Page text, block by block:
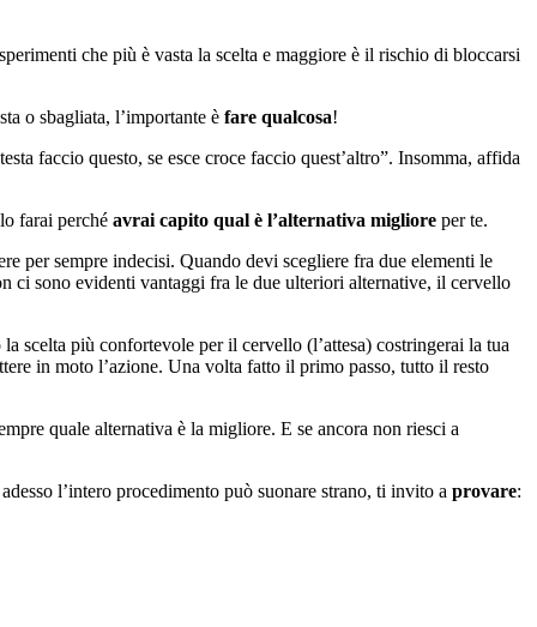
che più è vasta la scelta e maggiore è il rischio di bloccarsi
o sbagliata, l’importante è fare qualcosa!
faccio questo, se esce croce faccio quest’altro”. Insomma, affida
farai perché avrai capito qual è l’alternativa migliore per te.
per sempre indecisi. Quando devi scegliere fra due elementi le
ci sono evidenti vantaggi fra le due ulteriori alternative, il cervello
scelta più confortevole per il cervello (l’attesa) costringerai la tua
in moto l’azione. Una volta fatto il primo passo, tutto il resto
quale alternativa è la migliore. E se ancora non riesci a
l’intero procedimento può suonare strano, ti invito a provare: